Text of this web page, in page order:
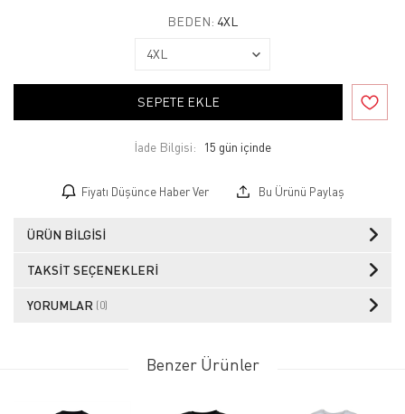
BEDEN: 4XL
SEPETE EKLE
İade Bilgisi:
Fiyatı Düşünce Haber Ver Bu Ürünü Paylaş
ÜRÜN BILGISI
TAKSIT SEÇENEKLERI
YORUMLAR (0)
Benzer Ürünler